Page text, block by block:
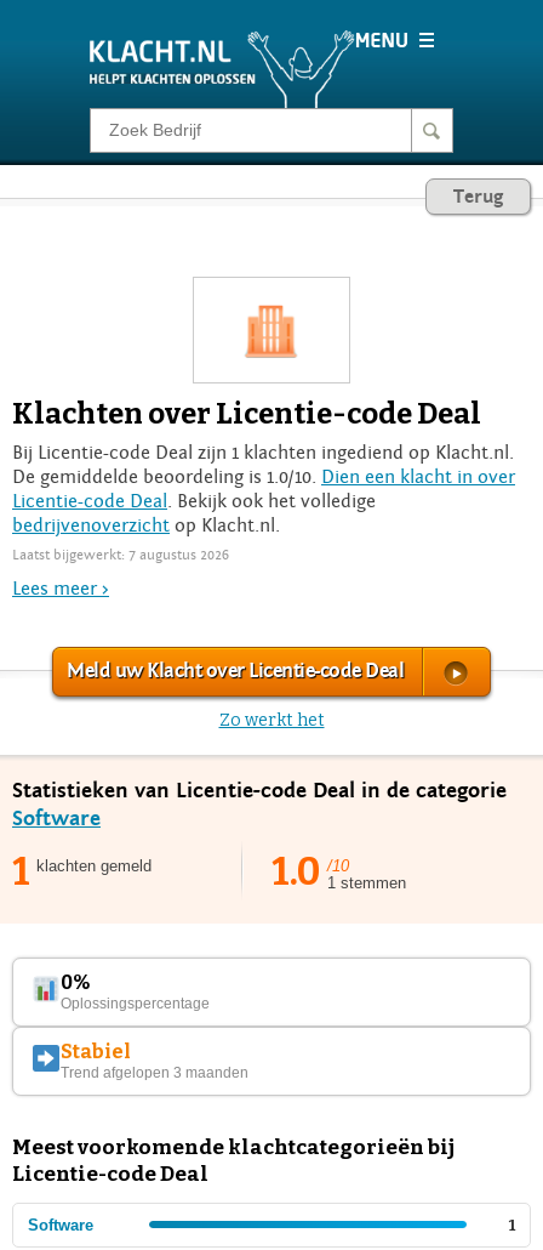
Klacht melden
Login
Terug
Klachten over Licentie-code Deal
Bij Licentie-code Deal zijn 1 klachten ingediend op Klacht.nl.
De gemiddelde beoordeling is 1.0/10. Dien een klacht in over
Licentie-code Deal
. Bekijk ook het volledige
bedrijvenoverzicht op Klacht.nl.
Laatst bijgewerkt: 7 augustus 2026
Lees meer >
Meld uw Klacht over Licentie-code Deal
Zo werkt het
Statistieken van Licentie-code Deal in de categorie
Software
1 klachten gemeld 1.0 /10
1 stemmen
0%
Oplossingspercentage
Stabiel
Trend afgelopen 3 maanden
Meest voorkomende klachtcategorieën bij
Licentie-code Deal
Software 1